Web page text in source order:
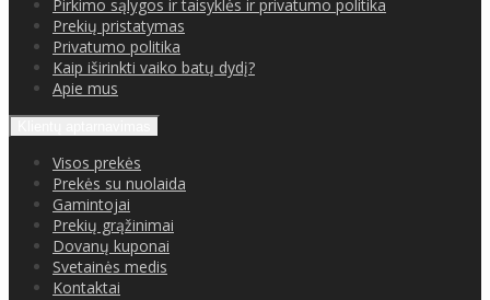
Pirkimo sąlygos ir taisyklės ir privatumo politika
Prekių pristatymas
Privatumo politika
Kaip iširinkti vaiko batų dydį?
Apie mus
Visos prekės
Prekės su nuolaida
Gamintojai
Prekių grąžinimai
Dovanų kuponai
Svetainės medis
Kontaktai